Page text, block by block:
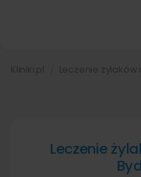
Leczenie